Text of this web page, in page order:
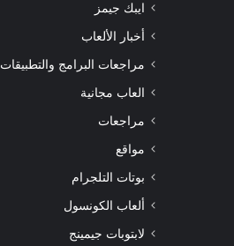
ايبك جيمز
أخبار الألعاب
مراجعات البرامج والتطبيقات
العاب مجانية
مراجعات
مواقع
بوتات التلجرام
ألعاب الكونسول
لابتوبات جيمينج